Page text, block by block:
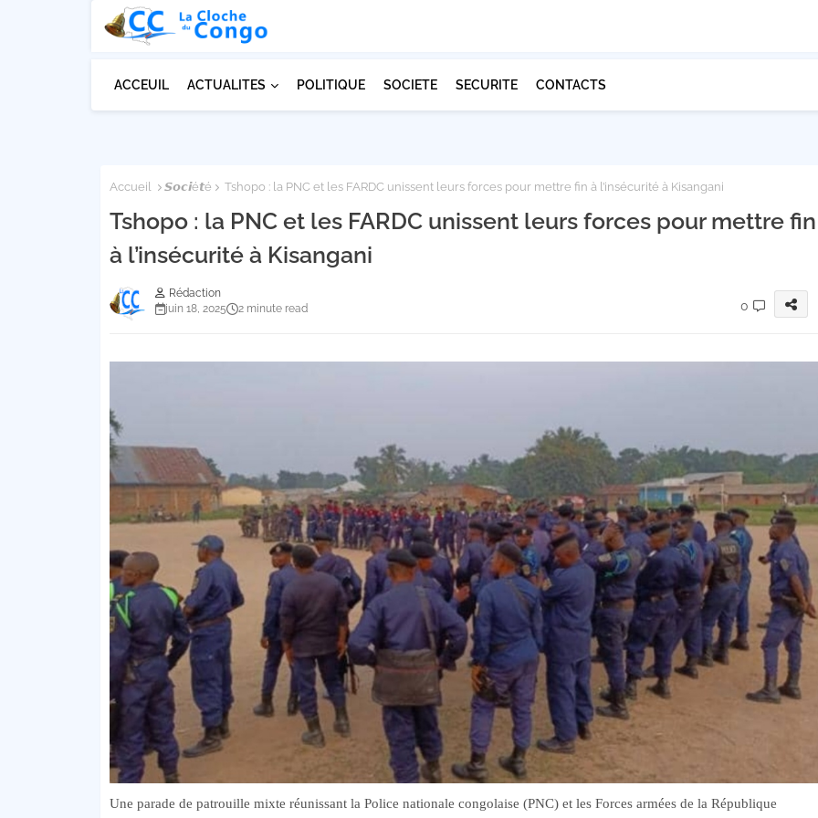
ACCEUIL ACTUALITES POLITIQUE SOCIETE SECURITE CONTACTS
Accueil 𝙎𝙤𝙘𝙞é𝙩é Tshopo : la PNC et les FARDC unissent leurs forces pour mettre fin à l’insécurité à Kisangani
Tshopo : la PNC et les FARDC unissent leurs forces pour mettre fin
à l’insécurité à Kisangani
Rédaction
juin 18, 2025
2 minute read 0
Une parade de patrouille mixte réunissant la Police nationale congolaise (PNC) et les Forces armées de la République